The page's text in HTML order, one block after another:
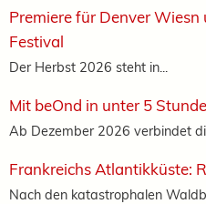
Premiere für Denver
Festival
Der Herbst 2026 steht in...
Mit beOnd in unter 5
Ab Dezember 2026 verbindet
Frankreichs Atlantikküste:
Nach den katastrophalen